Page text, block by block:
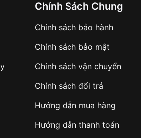
Chính Sách Chung
Chính sách bảo hành
Chính sách bảo mật
Chính sách vận chuyển
Chính sách đổi trả
Hướng dẫn mua hàng
Hướng dẫn thanh toán